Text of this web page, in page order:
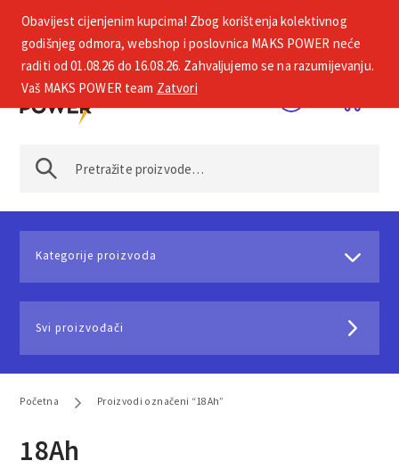
+385 1 2002 575
Kategorije proizvoda
Svi proizvođači
Početna Proizvodi označeni “18Ah”
18Ah
Obavijest cijenjenim kupcima! Zbog korištenja kolektivnog
godišnjeg odmora, webshop i poslovnica MAKS POWER neće
raditi od 01.08.26 do 16.08.26. Zahvaljujemo se na razumijevanju.
Vaš MAKS POWER team Zatvori